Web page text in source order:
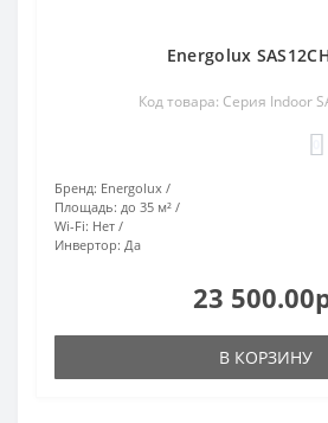
Energolux
Код товара: Серия Indoor
Бренд: Energolux
Площадь: до 35 м²
Wi-Fi: Нет
Инвертор: Да
23
В КОРЗИНУ